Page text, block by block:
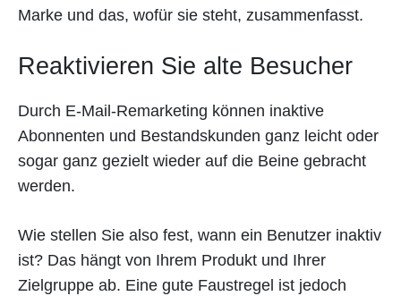
Marke und das, wofür sie steht, zusammenfasst.
Reaktivieren Sie alte Besucher
Durch E-Mail-Remarketing können inaktive
Abonnenten und Bestandskunden ganz leicht oder
sogar ganz gezielt wieder auf die Beine gebracht
werden.
Wie stellen Sie also fest, wann ein Benutzer inaktiv
ist? Das hängt von Ihrem Produkt und Ihrer
Zielgruppe ab. Eine gute Faustregel ist jedoch